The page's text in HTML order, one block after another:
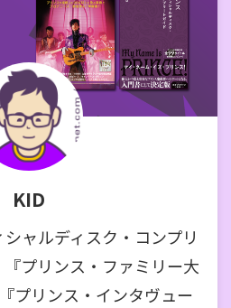
KID
ャルディスク・コンプリ
プリンス・ファミリー大
プリンス・インタヴュー